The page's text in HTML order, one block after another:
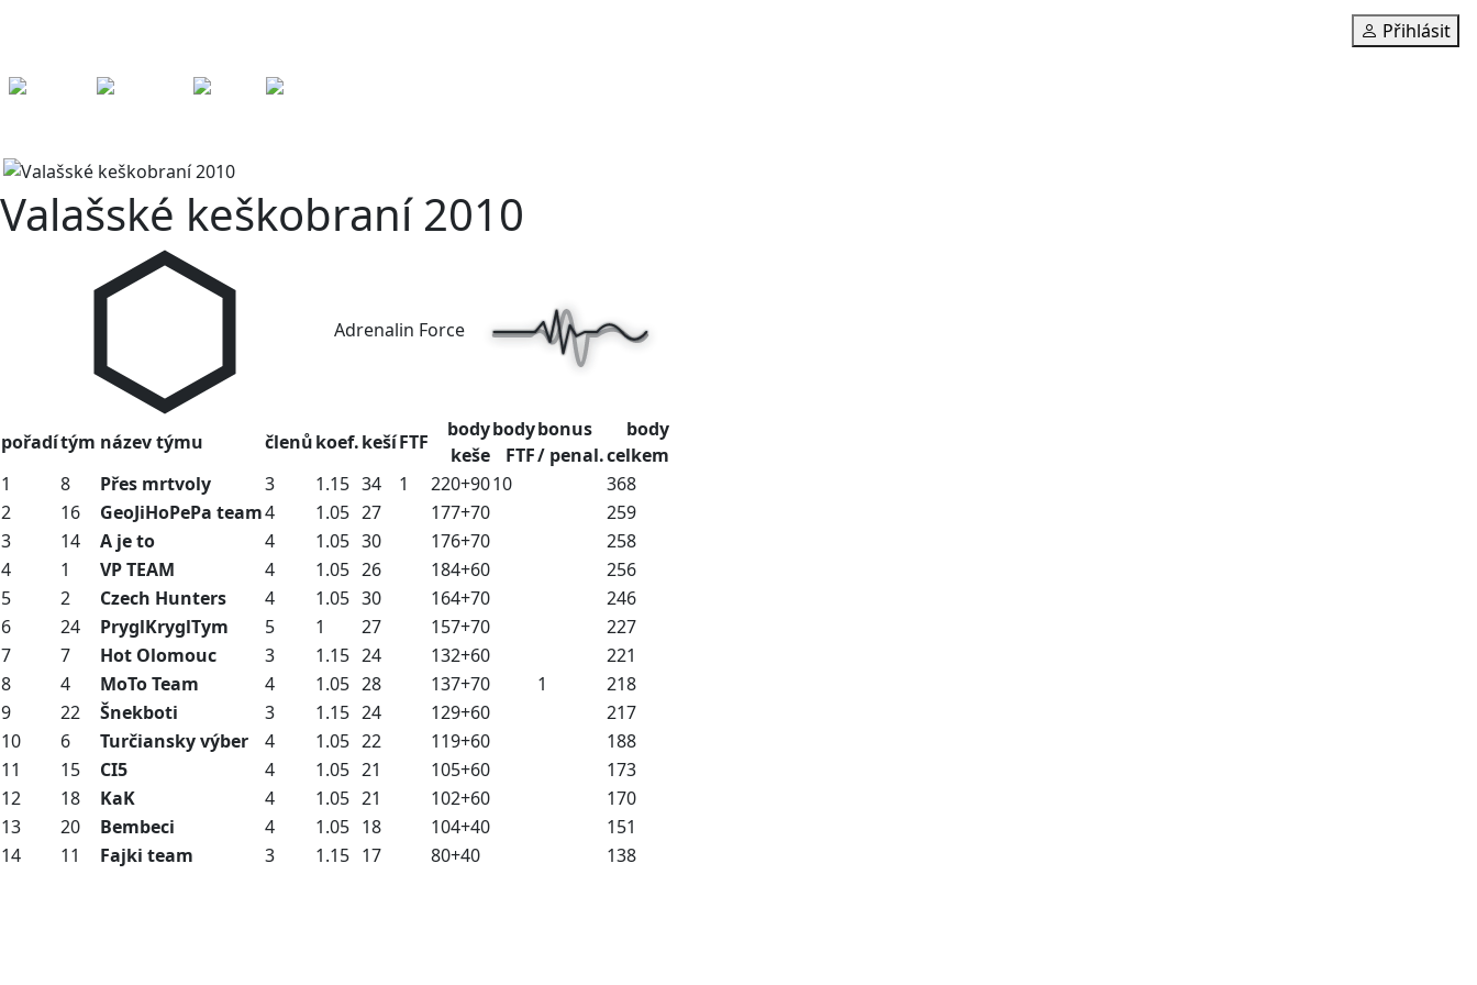
Přihlásit
Valašské keškobraní 2010
Adrenalin Force
pořadítým název týmu členůkoef.kešíFTF
body
keše
body
FTF
bonus
/ penal.
body
celkem
1
8 Přes mrtvoly 3 1.15 34 1 220+9010
368
2
16 GeoJiHoPePa team4 1.05 27 177+70
259
3
14 A je to 4 1.05 30 176+70
258
4
1 VP TEAM 4 1.05 26 184+60
256
5
2 Czech Hunters 4 1.05 30 164+70
246
6
24 PryglKryglTym 5 1 27 157+70
227
7
7 Hot Olomouc 3 1.15 24 132+60
221
8
4 MoTo Team 4 1.05 28 137+70 1
218
9
22 Šnekboti 3 1.15 24 129+60
217
10
6 Turčiansky výber 4 1.05 22 119+60
188
11
15 CI5 4 1.05 21 105+60
173
12
18 KaK 4 1.05 21 102+60
170
13
20 Bembeci 4 1.05 18 104+40
151
14
11 Fajki team 3 1.15 17 80+40 138